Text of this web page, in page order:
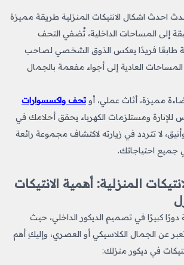
احدث اشكال الانتيكات المنزلية​ طريقة مميزة
إلى المساحات الداخلية، تُضفي التحف
طابعًا فريدًا يعكس الذوق الشخصي لصاحب
المساحات العادية إلى أجواء مفعمة بالجمال
مميزة، أثاث عملي، أوتحف واكسسوارات
للإنارة ومستلزمات الكهرباء يحقق أحلامك في
لا تتردد في زيارته لاكتشاف مجموعة رائعة
جميع احتياجاتك.
المنزلية​: أهمية الانتيكات
دورًا كبيرًا في تصميم الديكور الداخلي، حيث
عن الجمال الكلاسيكي أو العصري، وإليكِ أهم
في ديكور منزلك: